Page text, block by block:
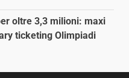
oltre 3,3 milioni: maxi
ticketing Olimpiadi